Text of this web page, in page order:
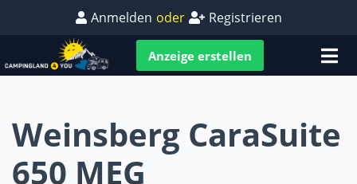
Anmelden oder Registrieren
Anzeige erstellen
Weinsberg CaraSuite
650 MEG